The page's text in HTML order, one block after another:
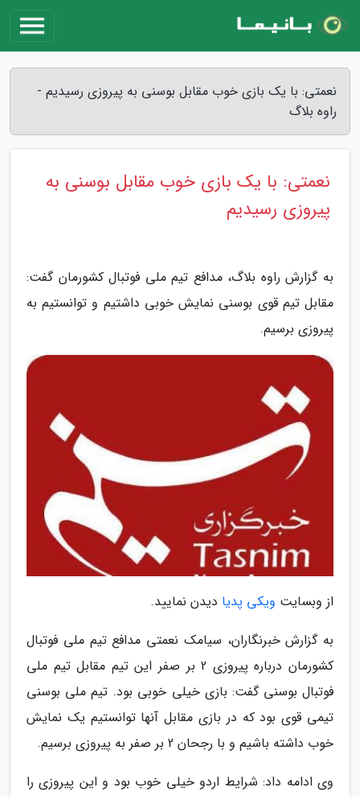
نعمتی: با یک بازی خوب مقابل بوسنی به پیروزی رسیدیم -
راوه بلاگ
نعمتی: با یک بازی خوب مقابل بوسنی به
پیروزی رسیدیم
به گزارش راوه بلاگ، مدافع تیم ملی فوتبال کشورمان گفت:
مقابل تیم قوی بوسنی نمایش خوبی داشتیم و توانستیم به
پیروزی برسیم.
از وبسایت ویکی پدیا دیدن نمایید.
به گزارش خبرنگاران، سیامک نعمتی مدافع تیم ملی فوتبال
کشورمان درباره پیروزی 2 بر صفر این تیم مقابل تیم ملی
فوتبال بوسنی گفت: بازی خیلی خوبی بود. تیم ملی بوسنی
تیمی قوی بود که در بازی مقابل آنها توانستیم یک نمایش
خوب داشته باشیم و با رجحان 2 بر صفر به پیروزی برسیم.
وی ادامه داد: شرایط اردو خیلی خوب بود و این پیروزی را